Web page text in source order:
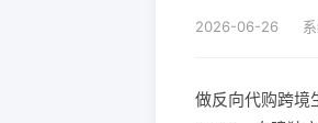
2026-06-26
做反向代购跨境